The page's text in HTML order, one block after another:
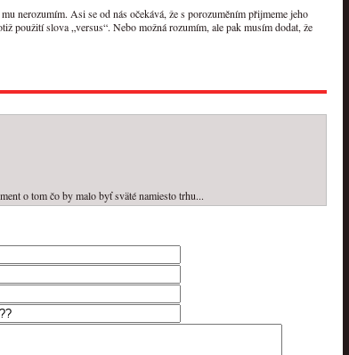
nerozumím. Asi se od nás očekává, že s porozuměním přijmeme jeho
použití slova „versus“. Nebo možná rozumím, ale pak musím dodat, že
o tom čo by malo byť sväté namiesto trhu...